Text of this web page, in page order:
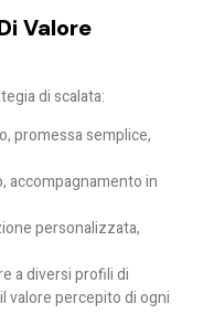
Valore
di scalata:
promessa semplice,
accompagnamento in
personalizzata,
a diversi profili di
valore percepito di ogni